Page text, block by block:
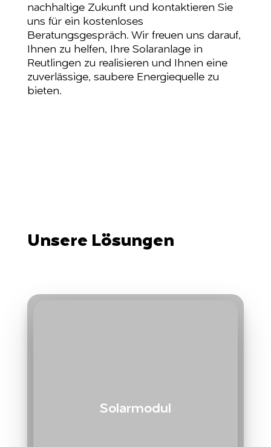
nachhaltige Zukunft und kontaktieren Sie
uns für ein kostenloses
Beratungsgespräch. Wir freuen uns darauf,
Ihnen zu helfen, Ihre Solaranlage in
Reutlingen zu realisieren und Ihnen eine
zuverlässige, saubere Energiequelle zu
bieten.
Unsere Lösungen
Solarmodul